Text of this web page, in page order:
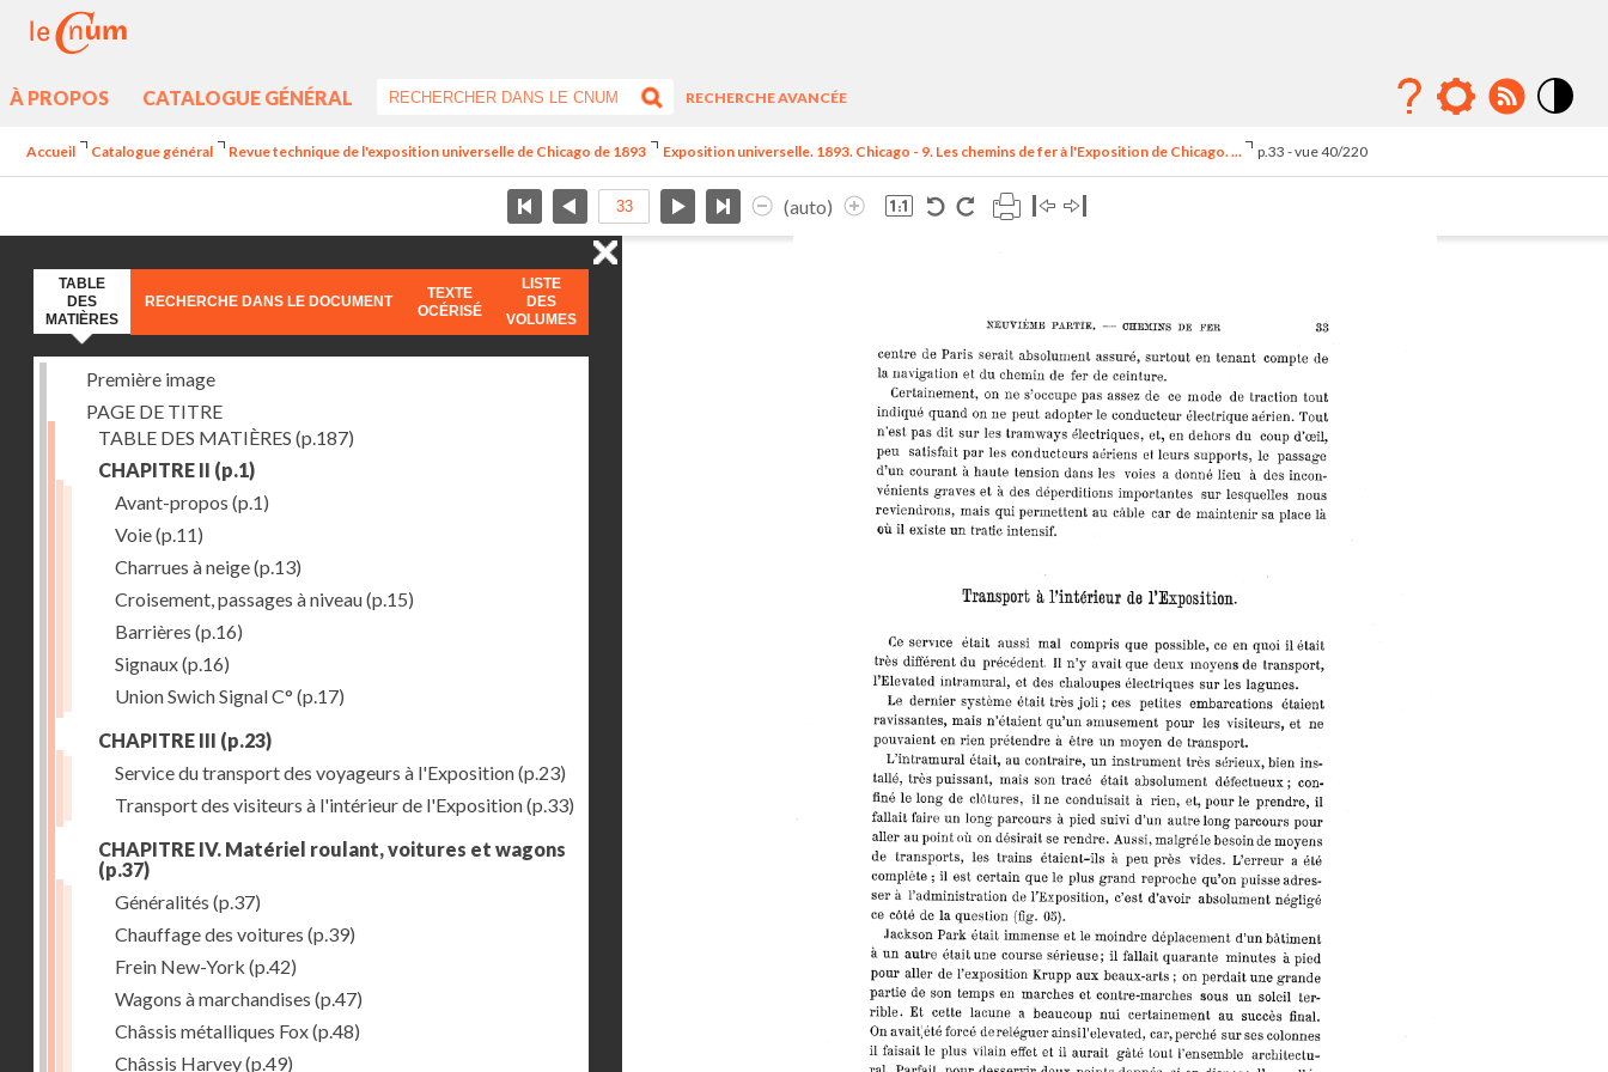
À PROPOS CATALOGUE GÉNÉRAL
RECHERCHE AVANCÉE
Accueil Catalogue général Revue technique de l'exposition universelle de Chicago de 1893 Exposition universelle. 1893. Chicago - 9. Les chemins de fer à l'Exposition de Chicago. ... p.33 - vue 40/220
(auto)
TABLE
DES
MATIÈRES
RECHERCHE DANS LE DOCUMENT
TEXTE
OCÉRISÉ
LISTE
DES
VOLUMES
Première image
PAGE DE TITRE
TABLE DES MATIÈRES (p.187)
CHAPITRE II (p.1)
Avant-propos (p.1)
Voie(p.11)
Charrues à neige(p.13)
Croisement, passages à niveau(p.15)
Barrières (p.16)
Signaux(p.16)
Union Swich Signal C° (p.17)
CHAPITRE III (p.23)
Service du transport des voyageurs à l'Exposition(p.23)
Transport des visiteurs à l'intérieur de l'Exposition(p.33)
CHAPITRE IV. Matériel roulant, voitures et wagons
(p.37)
Généralités (p.37)
Chauffage des voitures (p.39)
Frein New-York (p.42)
Wagons à marchandises (p.47)
Châssis métalliques Fox(p.48)
Châssis Harvey(p.49)